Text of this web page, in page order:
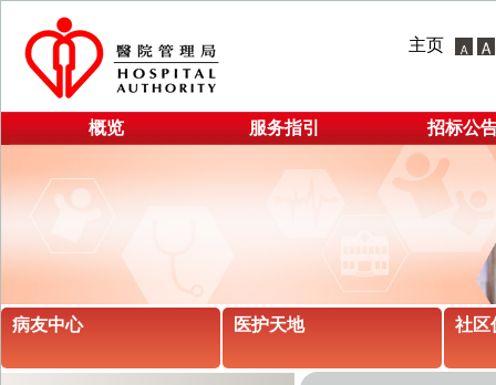
主页
概览 服务指引 招标公
病友中心 医护天地 社区